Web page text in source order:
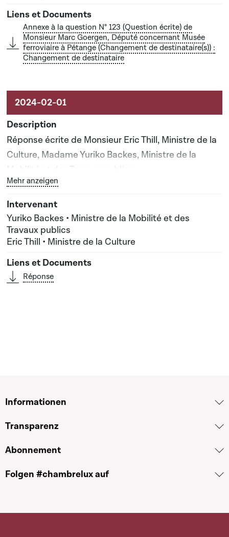
Annexe à la question N° 123 (Question écrite) de
Monsieur Marc Goergen, Député concernant Musée
ferroviaire à Pétange (Changement de destinataire(s)) :
Changement de destinataire
Réponse écrite de Monsieur Eric Thill, Ministre de la
Culture, Madame Yuriko Backes, Ministre de la
Mobilité et des Travaux publics
Bouton graphique servant à afficher ou cacher tous
Mehr anzeigen
Yuriko Backes • Ministre de la Mobilité et des
Travaux publics
Eric Thill • Ministre de la Culture
Réponse
Informationen
Transparenz
Abonnement
Folgen #chambrelux auf